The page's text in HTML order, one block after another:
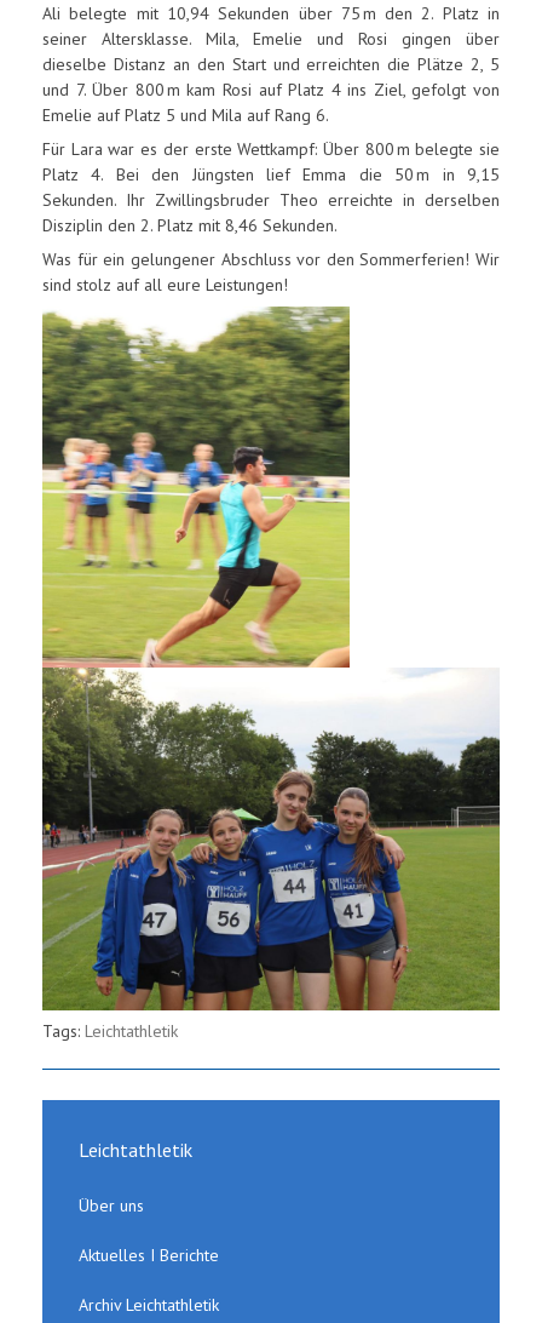
Ali belegte mit 10,94 Sekunden über 75 m den 2. Platz in
seiner Altersklasse. Mila, Emelie und Rosi gingen über
dieselbe Distanz an den Start und erreichten die Plätze 2, 5
und 7. Über 800 m kam Rosi auf Platz 4 ins Ziel, gefolgt von
Emelie auf Platz 5 und Mila auf Rang 6.
Für Lara war es der erste Wettkampf: Über 800 m belegte sie
Platz 4. Bei den Jüngsten lief Emma die 50 m in 9,15
Sekunden. Ihr Zwillingsbruder Theo erreichte in derselben
Disziplin den 2. Platz mit 8,46 Sekunden.
Was für ein gelungener Abschluss vor den Sommerferien! Wir
sind stolz auf all eure Leistungen!
Tags: Leichtathletik
Leichtathletik
Über uns
Aktuelles I Berichte
Archiv Leichtathletik